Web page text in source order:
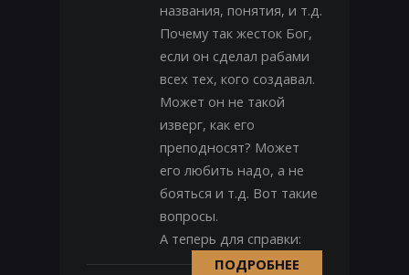
названия, понятия, и т.д.
Почему так жесток Бог,
если он сделал рабами
всех тех, кого создавал.
Может он не такой
изверг, как его
преподносят? Может
его любить надо, а не
бояться и т.д. Вот такие
вопросы.
А теперь для справки:
ПОДРОБНЕЕ